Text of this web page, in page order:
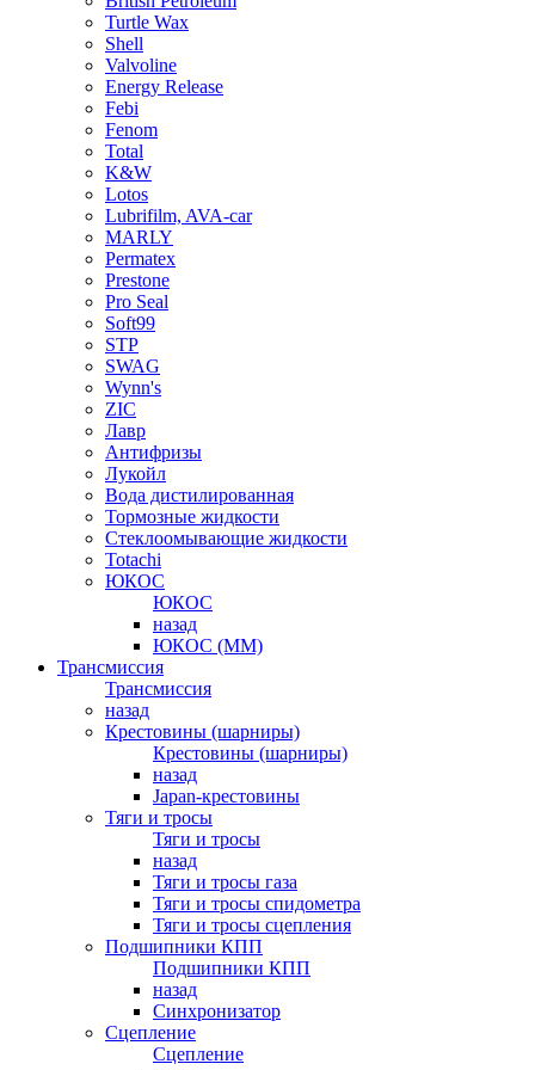
Turtle Wax
Shell
Valvoline
Energy Release
Febi
Fenom
Total
K&W
Lotos
Lubrifilm, AVA-car
MARLY
Permatex
Prestone
Pro Seal
Soft99
STP
SWAG
Wynn's
ZIC
Лавр
Антифризы
Лукойл
Вода дистилированная
Тормозные жидкости
Стеклоомывающие жидкости
Totachi
ЮКОС
ЮКОС
назад
ЮКОС (ММ)
Трансмиссия
Трансмиссия
назад
Крестовины (шарниры)
Крестовины (шарниры)
назад
Japan-крестовины
Тяги и тросы
Тяги и тросы
назад
Тяги и тросы газа
Тяги и тросы спидометра
Тяги и тросы сцепления
Подшипники КПП
Подшипники КПП
назад
Синхронизатор
Сцепление
Сцепление